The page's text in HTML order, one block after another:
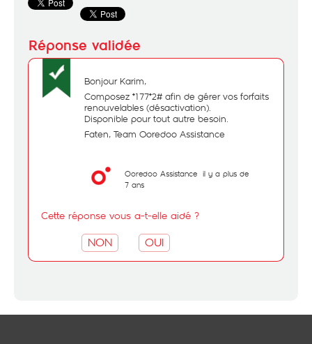
Bonjour Karim,
Composez *177*2# afin de gérer vos forfaits
renouvelables (désactivation).
Disponible pour tout autre besoin.
Faten, Team Ooredoo Assistance
Ooredoo Assistance il y a plus de
7 ans
Cette réponse vous a-t-elle aidé ?
NON OUI